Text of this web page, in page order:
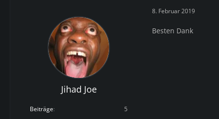
Jihad Joe
Beiträge 5
8. Februar 2019
Besten Dank